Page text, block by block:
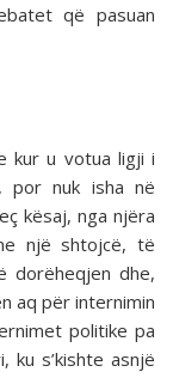
që pasuan
kur u votua ligji i
por nuk isha në
kësaj, nga njëra
një shtojcë, të
dorëheqjen dhe,
aq për interni­min
politike pa
s’kishte asnjë